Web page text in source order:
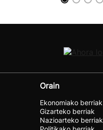
Orain
Ekonomiako berriak
Gizarteko berriak
Nazioarteko berriak